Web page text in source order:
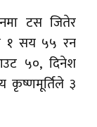
टस जितेर
१ सय ५५ रन
५०, दिनेश
३